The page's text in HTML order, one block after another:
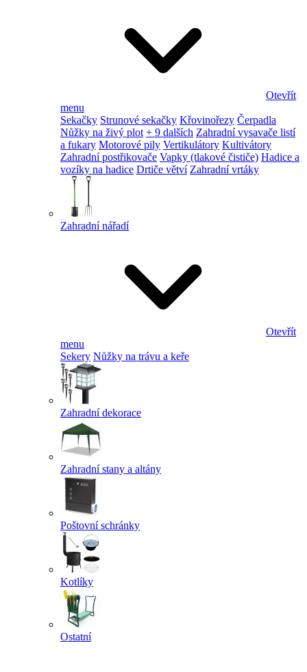
Otevřít
menu
Sekačky Strunové sekačky Křovinořezy Čerpadla
Nůžky na živý plot + 9 dalších Zahradní vysavače listí
a fukary Motorové pily Vertikulátory Kultivátory
Zahradní postřikovače Vapky (tlakové čističe) Hadice a
vozíky na hadice Drtiče větví Zahradní vrtáky
Zahradní nářadí
Otevřít
menu
Sekery Nůžky na trávu a keře
Zahradní dekorace
Zahradní stany a altány
Poštovní schránky
Kotlíky
Ostatní